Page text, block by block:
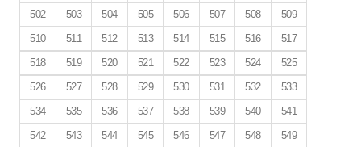
502
503 504 505 506 507 508
509
510
511 512 513 514 515 516
517
518
519 520 521 522 523 524
525
526
527 528 529 530 531 532
533
534
535 536 537 538 539 540
541
542
543 544 545 546 547 548
549